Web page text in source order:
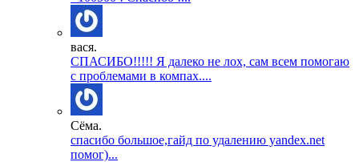
вася.
СПАСИБО!!!!! Я далеко не лох, сам всем помогаю
с проблемами в компах....
Сёма.
спасибо большое,гайд по удалению yandex.net
помог)...